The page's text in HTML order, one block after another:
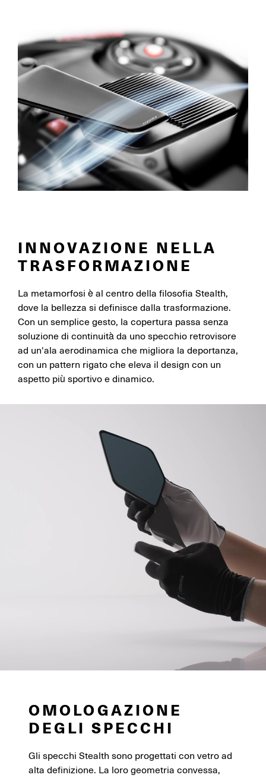
INNOVAZIONE NELLA
TRASFORMAZIONE
La metamorfosi è al centro della filosofia Stealth,
dove la bellezza si definisce dalla trasformazione.
Con un semplice gesto, la copertura passa senza
soluzione di continuità da uno specchio retrovisore
ad un'ala aerodinamica che migliora la deportanza,
con un pattern rigato che eleva il design con un
aspetto più sportivo e dinamico.
OMOLOGAZIONE
DEGLI SPECCHI
Gli specchi Stealth sono progettati con vetro ad
alta definizione. La loro geometria convessa,